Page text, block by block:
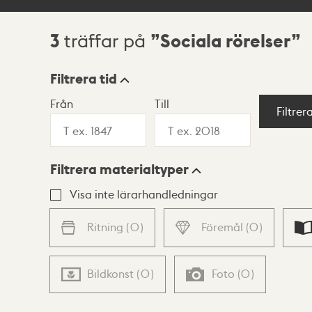
Sökresultat
3 träffar på Sociala rörelser
Visningsläge
Lista Karta
Filtrera tid
Från Till
Filtrera materialtyper
Visa inte lärarhandledningar
Ritning (0) Föremål (0)
Bildkonst (0) Foto (0)